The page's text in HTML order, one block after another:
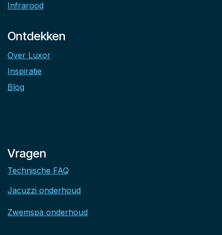
Infrarood
Ontdekken
Over Luxor
Inspiratie
Blog
Vragen
Technische FAQ
Jacuzzi onderhoud
Zwemspa onderhoud